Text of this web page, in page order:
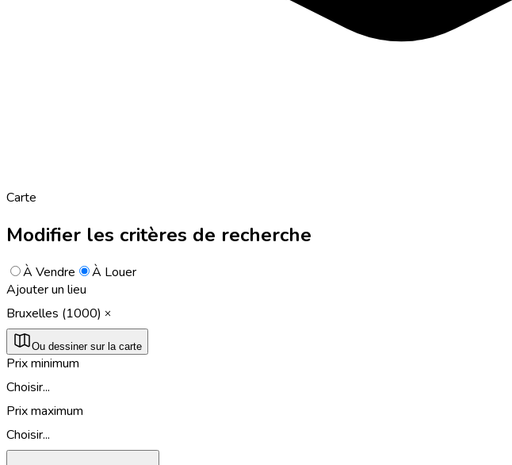
Carte
Modifier les critères de recherche
À Vendre
À Louer
Ajouter un lieu
Bruxelles (1000)
Ou dessiner sur la carte
Prix minimum
Choisir...
Prix maximum
Choisir...